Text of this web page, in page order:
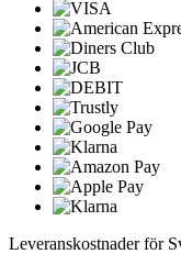
Leveranskostnader för